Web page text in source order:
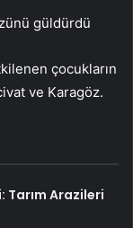
güldürdü
çocukların
ve Karagöz.
Tarım Arazileri